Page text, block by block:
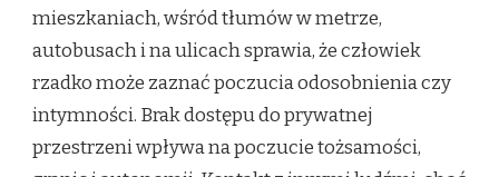
mieszkaniach, wśród tłumów w metrze,
autobusach i na ulicach sprawia, że człowiek
rzadko może zaznać poczucia odosobnienia czy
intymności. Brak dostępu do prywatnej
przestrzeni wpływa na poczucie tożsamości,